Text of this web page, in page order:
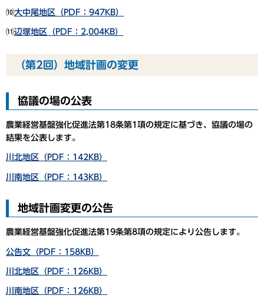
⑽大中尾地区（PDF：947KB）
⑾辺塚地区（PDF：2,004KB）
（第2回）地域計画の変更
協議の場の公表
農業経営基盤強化促進法第18条第1項の規定に基づき、協議の場の
結果を公表します。
川北地区（PDF：142KB）
川南地区（PDF：143KB）
地域計画変更の公告
農業経営基盤強化促進法第19条第8項の規定により公告します。
公告文（PDF：158KB）
川北地区（PDF：126KB）
川南地区（PDF：126KB）